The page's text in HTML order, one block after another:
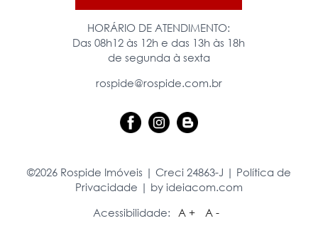
HORÁRIO DE ATENDIMENTO:
Das 08h12 às 12h e das 13h às 18h
de segunda à sexta
rospide@rospide.com.br
©2026 Rospide Imóveis | Creci 24863-J | Política de
Privacidade | by ideiacom.com
Acessibilidade:
A + A -